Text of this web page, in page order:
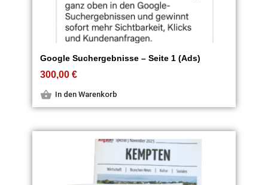
Google Suchergebnisse – Seite 1 (Ads)
300,00€
In den Warenkorb